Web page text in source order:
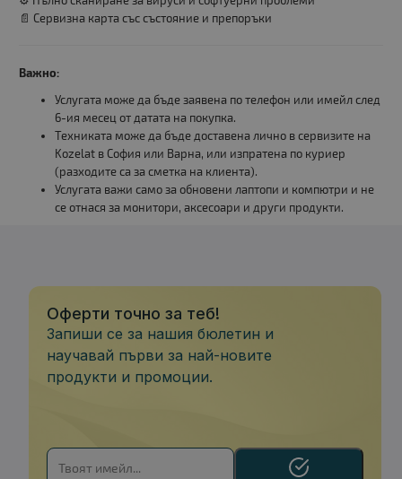
📄 Сервизна карта със състояние и препоръки
Важно:
Услугата може да бъде заявена по телефон или имейл след
6-ия месец от датата на покупка.
Техниката може да бъде доставена лично в сервизите на
Kozelat в София или Варна, или изпратена по куриер
(разходите са за сметка на клиента).
Услугата важи само за обновени лаптопи и компютри и не
се отнася за монитори, аксесоари и други продукти.
Оферти точно за теб!
Запиши се за нашия бюлетин и
научавай първи за най-новите
продукти и промоции.